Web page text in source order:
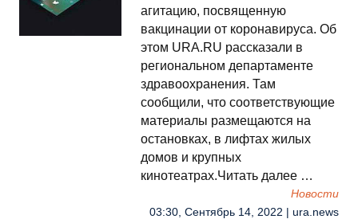
агитацию, посвященную
вакцинации от коронавируса. Об
этом URA.RU рассказали в
региональном департаменте
здравоохранения. Там
сообщили, что соответствующие
материалы размещаются на
остановках, в лифтах жилых
домов и крупных
кинотеатрах.Читать далее …
Новости
03:30, Сентябрь 14, 2022 | ura.news